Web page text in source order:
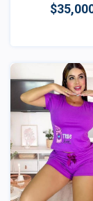
Vista